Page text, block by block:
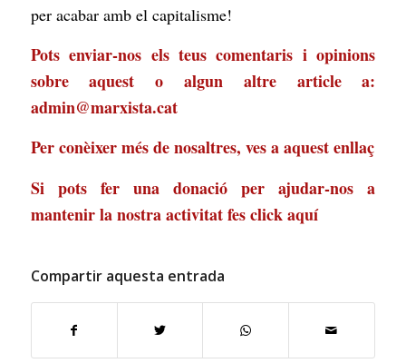
per acabar amb el capitalisme!
Pots enviar-nos els teus comentaris i opinions
sobre aquest o algun altre article a:
admin@marxista.cat
Per conèixer més de nosaltres, ves aaquest enllaç
Si pots fer una donació per ajudar-nos a
mantenir la nostra activitatfes click aquí
Compartir aquesta entrada